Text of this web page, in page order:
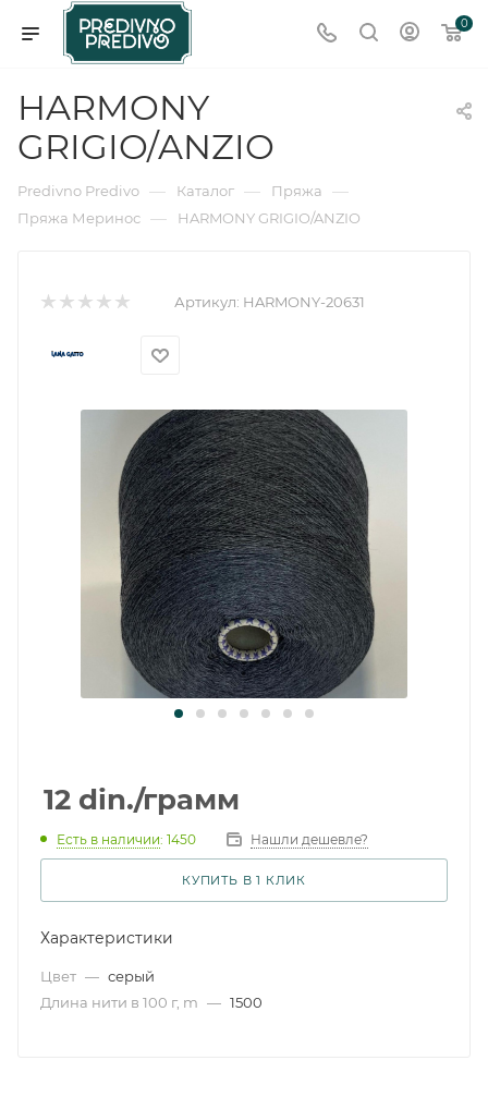
0
HARMONY
GRIGIO/ANZIO
Predivno Predivo — Каталог — Пряжа —
Пряжа Меринос — HARMONY GRIGIO/ANZIO
Артикул: HARMONY-20631
12 din./грамм
Есть в наличии: 1450 Нашли дешевле?
КУПИТЬ В 1 КЛИК
Характеристики
Цвет — серый
Длина нити в 100 г, m — 1500